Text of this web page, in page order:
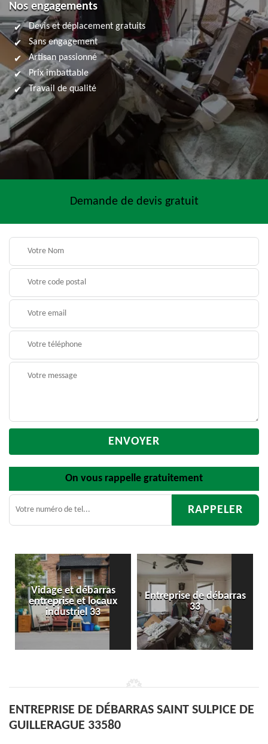
Nos engagements
Devis et déplacement gratuits
Sans engagement
Artisan passionné
Prix imbattable
Travail de qualité
Demande de devis gratuit
On vous rappelle gratuitement
Entreprise de débarras
33
Débarras
d'appartement 33
ENTREPRISE DE DÉBARRAS SAINT SULPICE DE
GUILLERAGUE 33580